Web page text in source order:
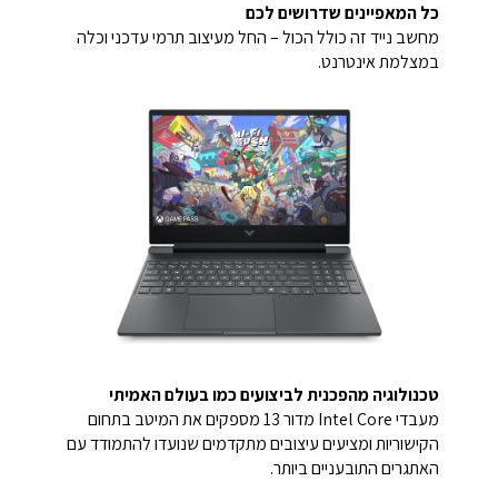
כל המאפיינים שדרושים לכם
מחשב נייד זה כולל הכול – החל מעיצוב תרמי עדכני וכלה
במצלמת אינטרנט.
טכנולוגיה מהפכנית לביצועים כמו בעולם האמיתי
מעבדי Intel Core‎ מדור 13 מספקים את המיטב בתחום
הקישוריות ומציעים עיצובים מתקדמים שנועדו להתמודד עם
האתגרים התובעניים ביותר.